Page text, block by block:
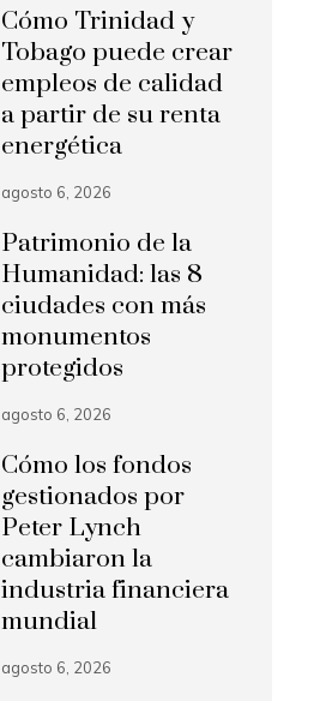
Cómo Trinidad y
Tobago puede crear
empleos de calidad
a partir de su renta
energética
agosto 6, 2026
Patrimonio de la
Humanidad: las 8
ciudades con más
monumentos
protegidos
agosto 6, 2026
Cómo los fondos
gestionados por
Peter Lynch
cambiaron la
industria financiera
mundial
agosto 6, 2026